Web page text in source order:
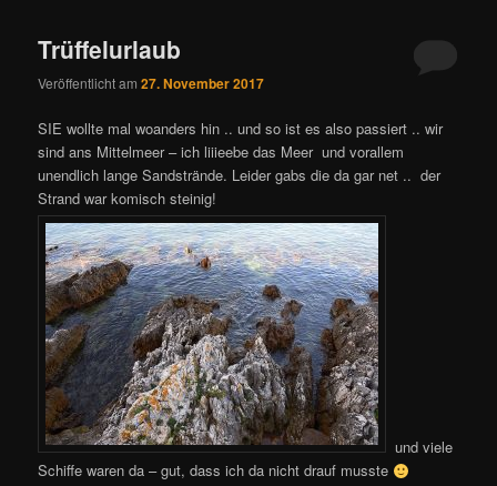
Trüffelurlaub
Veröffentlicht am27. November 2017
SIE wollte mal woanders hin .. und so ist es also passiert .. wir
sind ans Mittelmeer – ich liiieebe das Meer und vorallem
unendlich lange Sandstrände. Leider gabs die da gar net .. der
Strand war komisch steinig!
und viele
Schiffe waren da – gut, dass ich da nicht drauf musste